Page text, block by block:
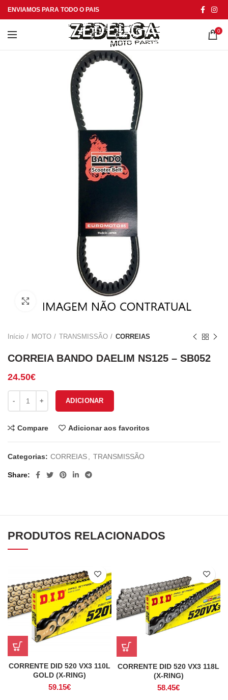
ENVIAMOS PARA TODO O PAIS
0
Início MOTO TRANSMISSÃO CORREIAS
CORREIA BANDO DAELIM NS125 – SB052
24.50€
ADICIONAR
Compare Adicionar aos favoritos
Categorias: CORREIAS TRANSMISSÃO
Share
PRODUTOS RELACIONADOS
CORRENTE DID 520 VX3 110L
GOLD (X-RING)
59.15€
CORRENTE DID 520 VX3 118L
(X-RING)
58.45€